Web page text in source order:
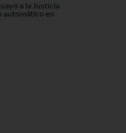
a la Justicia
automático en